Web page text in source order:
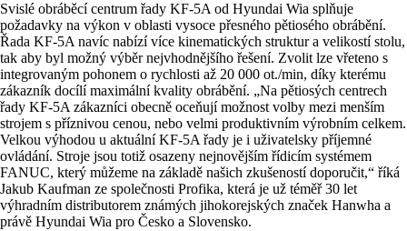
Svislé obráběcí centrum řady KF-5A od Hyundai Wia splňuje
požadavky na výkon v oblasti vysoce přesného pětiosého obrábění.
Řada KF-5A navíc nabízí více kinematických struktur a velikostí stolu,
tak aby byl možný výběr nejvhodnějšího řešení. Zvolit lze vřeteno s
integrovaným pohonem o rychlosti až 20 000 ot./min, díky kterému
zákazník docílí maximální kvality obrábění. „Na pětiosých centrech
řady KF-5A zákazníci obecně oceňují možnost volby mezi menším
strojem s příznivou cenou, nebo velmi produktivním výrobním celkem.
Velkou výhodou u aktuální KF-5A řady je i uživatelsky příjemné
ovládání. Stroje jsou totiž osazeny nejnovějším řídicím systémem
FANUC, který můžeme na základě našich zkušeností doporučit,“ říká
Jakub Kaufman ze společnosti Profika, která je už téměř 30 let
výhradním distributorem známých jihokorejských značek Hanwha a
právě Hyundai Wia pro Česko a Slovensko.